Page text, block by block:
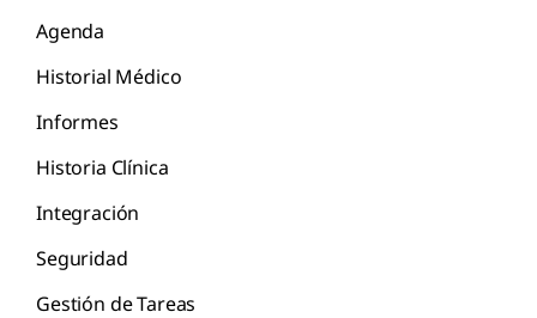
Agenda
Historial Médico
Informes
Historia Clínica
Integración
Seguridad
Gestión de Tareas